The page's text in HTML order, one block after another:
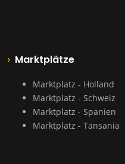
Marktplätze
Marktplatz - Holland
Marktplatz - Schweiz
Marktplatz - Spanien
Marktplatz - Tansania